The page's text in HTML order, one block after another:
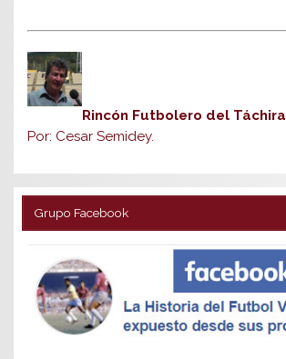
Rincón Futbolero del Táchira
Por: Cesar Semidey.
Grupo Facebook